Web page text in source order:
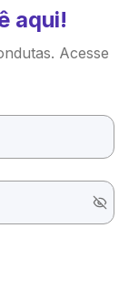
aqui!
Acesse